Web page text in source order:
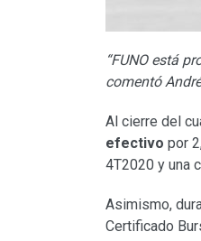
“FUNO está
comentó
Al cierre del
efectivo por
4T2020 y una
Asimismo,
Certificado